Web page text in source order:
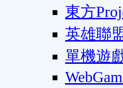
東方
英雄聯
單機遊